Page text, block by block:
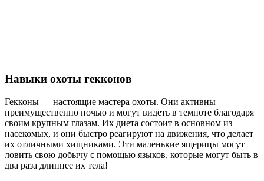
Навыки охоты гекконов
Гекконы — настоящие мастера охоты. Они активны
преимущественно ночью и могут видеть в темноте благодаря
своим крупным глазам. Их диета состоит в основном из
насекомых, и они быстро реагируют на движения, что делает
их отличными хищниками. Эти маленькие ящерицы могут
ловить свою добычу с помощью языков, которые могут быть в
два раза длиннее их тела!